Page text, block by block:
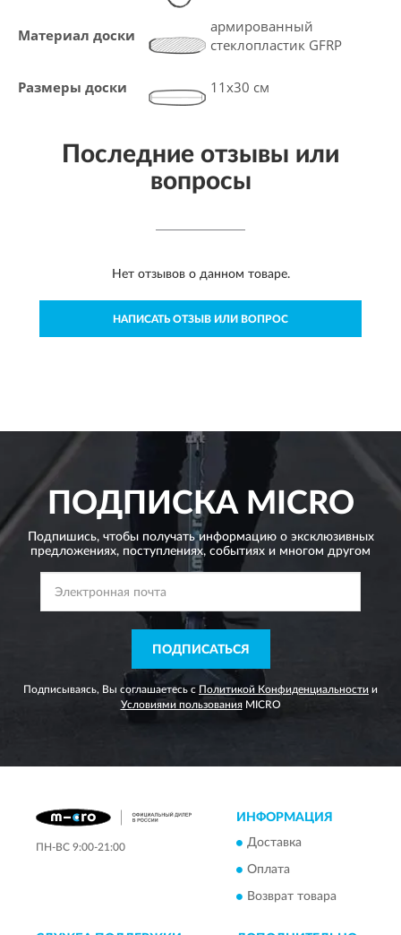
Материал доски
армированный
стеклопластик GFRP
Размеры доски 11х30 см
Последние отзывы или
вопросы
Нет отзывов о данном товаре.
НАПИСАТЬ ОТЗЫВ ИЛИ ВОПРОС
ПОДПИСКАMICRO
Подпишись, чтобы получать информацию о эксклюзивных
предложениях, поступлениях, событиях и многом другом
ПОДПИСАТЬСЯ
Подписываясь, Вы соглашаетесь с Политикой Конфиденциальности и
Условиями пользованияMICRO
ПН-ВС 9:00-21:00
ИНФОРМАЦИЯ
Доставка
Оплата
Возврат товара